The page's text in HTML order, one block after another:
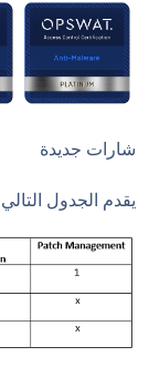
شارات جديدة
يقدم الجدول التالي